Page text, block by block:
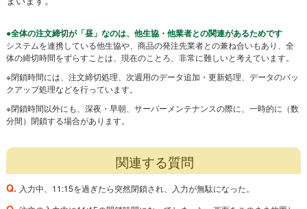
●全体の注文締切が「昼」なのは、他生協・他業者との関連があるためです
システムを連携している他生協や、商品の発注先業者との兼ね合いもあり、全
体の締切時間をずらすことは、現在のことろ、非常に難しいと考えています。
※閉鎖時間には、注文締切処理、次週用のデータ追加・更新処理、データのバッ
クアップ処理などを行っています。
※閉鎖時間以外にも、深夜・早朝、サーバーメンテナンスの際に、一時的に（数
分間）閉鎖する場合があります。
関連する質問
Q. 入力中、11:15を過ぎたら突然閉鎖され、入力が無駄になった。